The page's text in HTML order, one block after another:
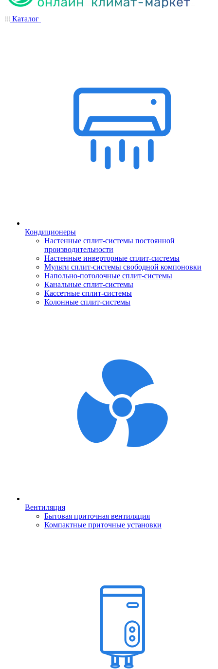
Каталог
Кондиционеры
Настенные сплит-системы постоянной
производительности
Настенные инверторные сплит-системы
Мульти сплит-системы свободной компоновки
Напольно-потолочные сплит-системы
Канальные сплит-системы
Кассетные сплит-системы
Колонные сплит-системы
Вентиляция
Бытовая приточная вентиляция
Компактные приточные установки